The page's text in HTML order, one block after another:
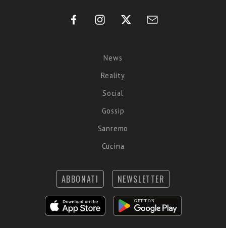
News
Reality
Social
Gossip
Sanremo
Cucina
ABBONATI NEWSLETTER